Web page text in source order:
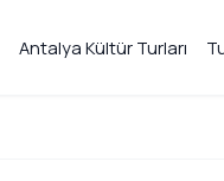
Antalya Kültür Turları